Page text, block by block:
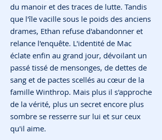
du manoir et des traces de lutte. Tandis
que l'île vacille sous le poids des anciens
drames, Ethan refuse d'abandonner et
relance l'enquête. L'identité de Mac
éclate enfin au grand jour, dévoilant un
passé tissé de mensonges, de dettes de
sang et de pactes scellés au cœur de la
famille Winthrop. Mais plus il s'approche
de la vérité, plus un secret encore plus
sombre se resserre sur lui et sur ceux
qu'il aime.